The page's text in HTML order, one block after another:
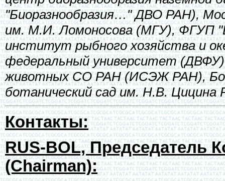
"Биоразнообразия…" ДВО РАН),
им. М.И. Ломоносова (МГУ), ФГУП
институт рыбного хозяйства и
федеральный университет
животных СО РАН (ИСЭЖ РАН),
ботанический сад им. Н.В.
Контакты:
RUS-BOL, Председатель
(Chairman):